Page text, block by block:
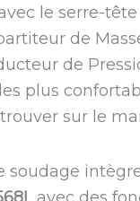
le serre-tête
de
de
plus
sur le
soudage